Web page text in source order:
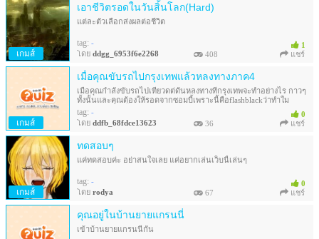
เอาชีวิตรอดในวันสิ้นโลก(Hard)
1
แต่ละตัวเลือกส่งผลต่อชีวิต
tag: -
โดย ddgg_6953f6e2268 408 แชร์
เกมส์
เมื่อคุณขับรถไปกรุงเทพแล้วหลงทางภาค4
0
เมื่อคุณกำลังขับรถไปเที่ยวดต่ดันหลงทางที่กรุงเทพจะทำอย่างไร กาวๆ
ทั้งนั้นและคุณต้องให้รอดจากซอมบี้เพราะนี้คือflashblackว่าทำใม
ภาค3ถึงมีซอมบี้ได้
tag: -
โดย ddfb_68fdce13623 36 แชร์
เกมส์
ทดสอบๆ
0
แค่ทดสอบค่ะ อย่าสนใจเลย แค่อยากเล่นเว็บนี้เล่นๆ
tag: -
โดย rodya 67 แชร์
เกมส์
คุณอยู่ในบ้านยายแกรนนี่
เข้าบ้านยายแกรนนี่กัน